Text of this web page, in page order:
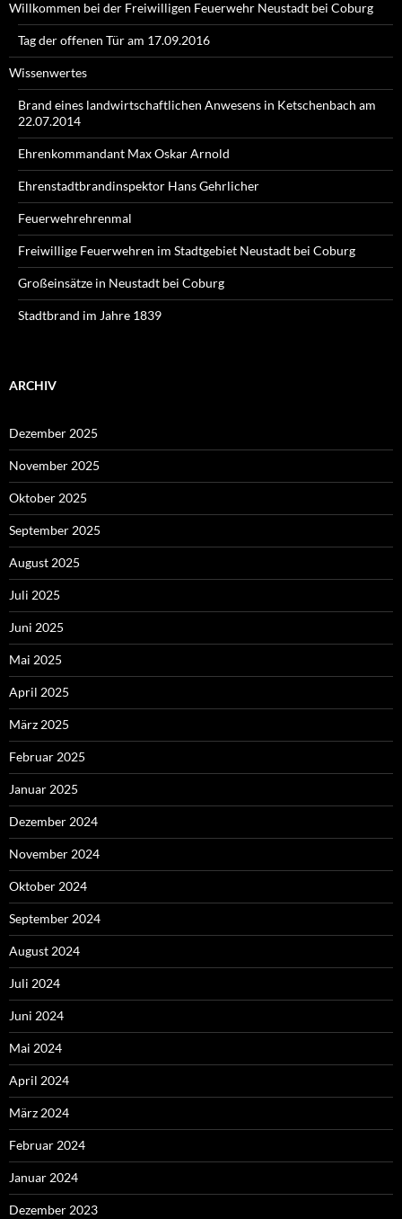
Willkommen bei der Freiwilligen Feuerwehr Neustadt bei Coburg
Tag der offenen Tür am 17.09.2016
Wissenwertes
Brand eines landwirtschaftlichen Anwesens in Ketschenbach am
22.07.2014
Ehrenkommandant Max Oskar Arnold
Ehrenstadtbrandinspektor Hans Gehrlicher
Feuerwehrehrenmal
Freiwillige Feuerwehren im Stadtgebiet Neustadt bei Coburg
Großeinsätze in Neustadt bei Coburg
Stadtbrand im Jahre 1839
ARCHIV
Dezember 2025
November 2025
Oktober 2025
September 2025
August 2025
Juli 2025
Juni 2025
Mai 2025
April 2025
März 2025
Februar 2025
Januar 2025
Dezember 2024
November 2024
Oktober 2024
September 2024
August 2024
Juli 2024
Juni 2024
Mai 2024
April 2024
März 2024
Februar 2024
Januar 2024
Dezember 2023